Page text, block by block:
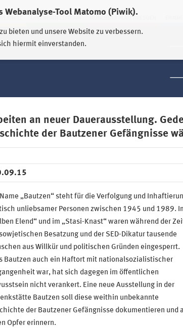
Webanalyse-Tool Matomo (Piwik).
bieten und unsere Website zu verbessern.
hiermit einverstanden.
EHRENHAIN ZEITHAIN MÜNCHNER PLATZ DRESDEN
an neuer Dauerausstellung.
der Bautzener Gefängnisse
„Bautzen“ steht für die Verfolgung und
unliebsamer Personen zwischen 1945 und 1989.
Elend“ und im „Stasi-Knast“ waren während der
Besatzung und der SED-Dikatur tausende
aus Willkür und politischen Gründen eingesperrt.
Bautzen auch ein Haftort mit nationalsozialistischer
war, hat sich dagegen im öffentlichen
nicht verankert. Eine neue Ausstellung in der
Bautzen soll diese weithin unbekannte
der Bautzener Gefängnisse dokumentieren und
Opfer erinnern.